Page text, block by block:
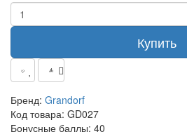
Купить
Бренд: Grandorf
Код товара: GD027
Бонусные баллы: 40